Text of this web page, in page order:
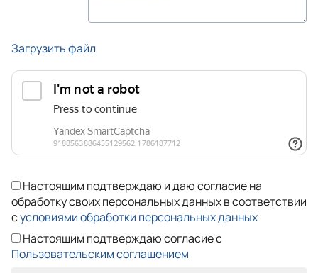
Загрузить файл
Настоящим подтверждаю и даю согласие на
обработку своих персональных данных в соответствии
сусловиями обработки персональных данных
Настоящим подтверждаю согласие с
Пользовательским соглашением